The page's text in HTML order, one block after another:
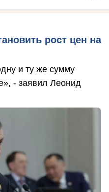
рост цен на
и ту же сумму
- заявил Леонид